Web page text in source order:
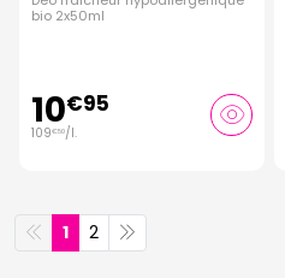
bio 2x50ml
10€95
109€50/l.
1 2